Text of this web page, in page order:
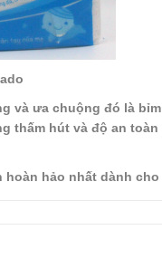
và ưa chuộng đó là
thấm hút và độ an
hoàn hảo nhất dành